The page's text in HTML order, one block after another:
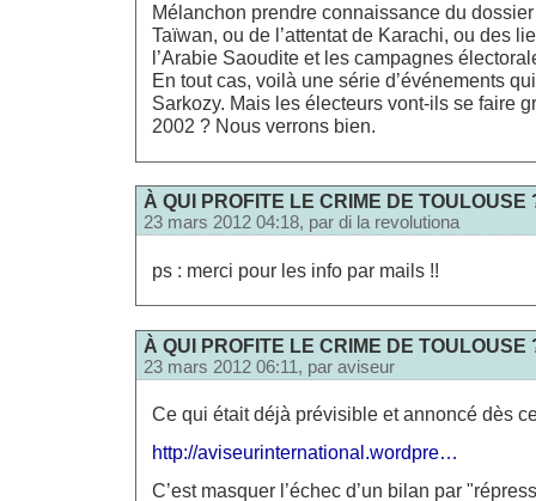
Mélanchon prendre connaissance du
Taïwan, ou de l’attentat de Karachi, ou des
l’Arabie Saoudite et les campagnes
En tout cas, voilà une série d’événements
Sarkozy. Mais les électeurs vont-ils se faire
2002 ? Nous verrons bien.
À QUI PROFITE LE CRIME DE TOULOUSE
23 mars 2012 04:18, par di la revolutiona
ps : merci pour les info par mails !!
À QUI PROFITE LE CRIME DE TOULOUSE
23 mars 2012 06:11, par aviseur
Ce qui était déjà prévisible et annoncé dès
http://aviseurinternational.wordpre…
C’est masquer l’échec d’un bilan par